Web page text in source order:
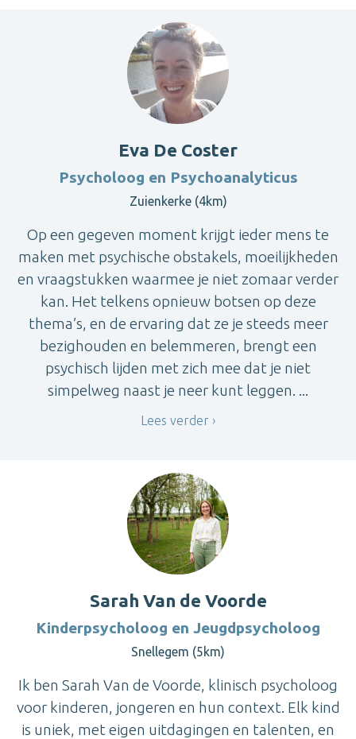
Eva De Coster
Psycholoog en Psychoanalyticus
Zuienkerke (4km)
Op een gegeven moment krijgt ieder mens te
maken met psychische obstakels, moeilijkheden
en vraagstukken waarmee je niet zomaar verder
kan. Het telkens opnieuw botsen op deze
thema’s, en de ervaring dat ze je steeds meer
bezighouden en belemmeren, brengt een
psychisch lijden met zich mee dat je niet
simpelweg naast je neer kunt leggen. ...
Lees verder
Sarah Van de Voorde
Kinderpsycholoog en Jeugdpsycholoog
Snellegem (5km)
Ik ben Sarah Van de Voorde, klinisch psycholoog
voor kinderen, jongeren en hun context. Elk kind
is uniek, met eigen uitdagingen en talenten, en